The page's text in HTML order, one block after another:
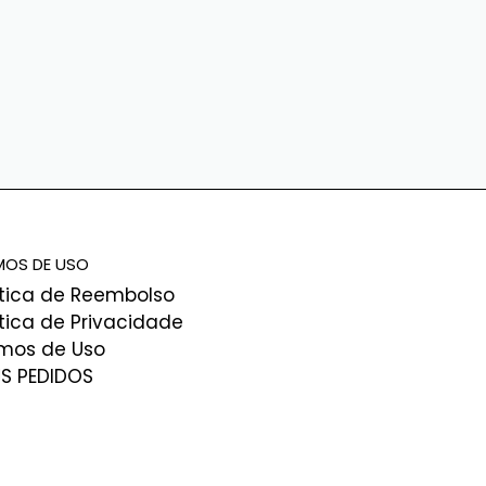
DE USO
de Reembolso
de Privacidade
de Uso
PEDIDOS